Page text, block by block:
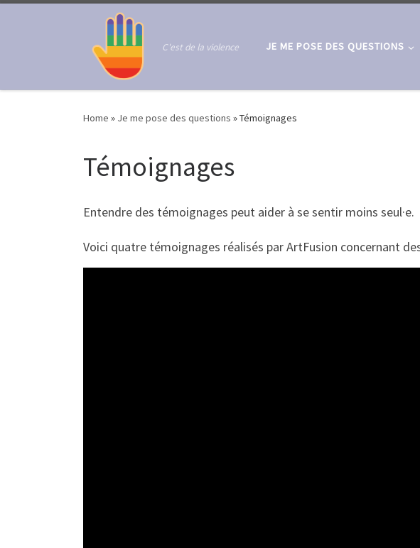
C'est de la violence JE ME POSE DES QUESTIONS
Home » Je me pose des questions »Témoignages
Témoignages
Entendre des témoignages peut aider à se sentir moins seul·e.
Voici quatre témoignages réalisés par ArtFusion concernant